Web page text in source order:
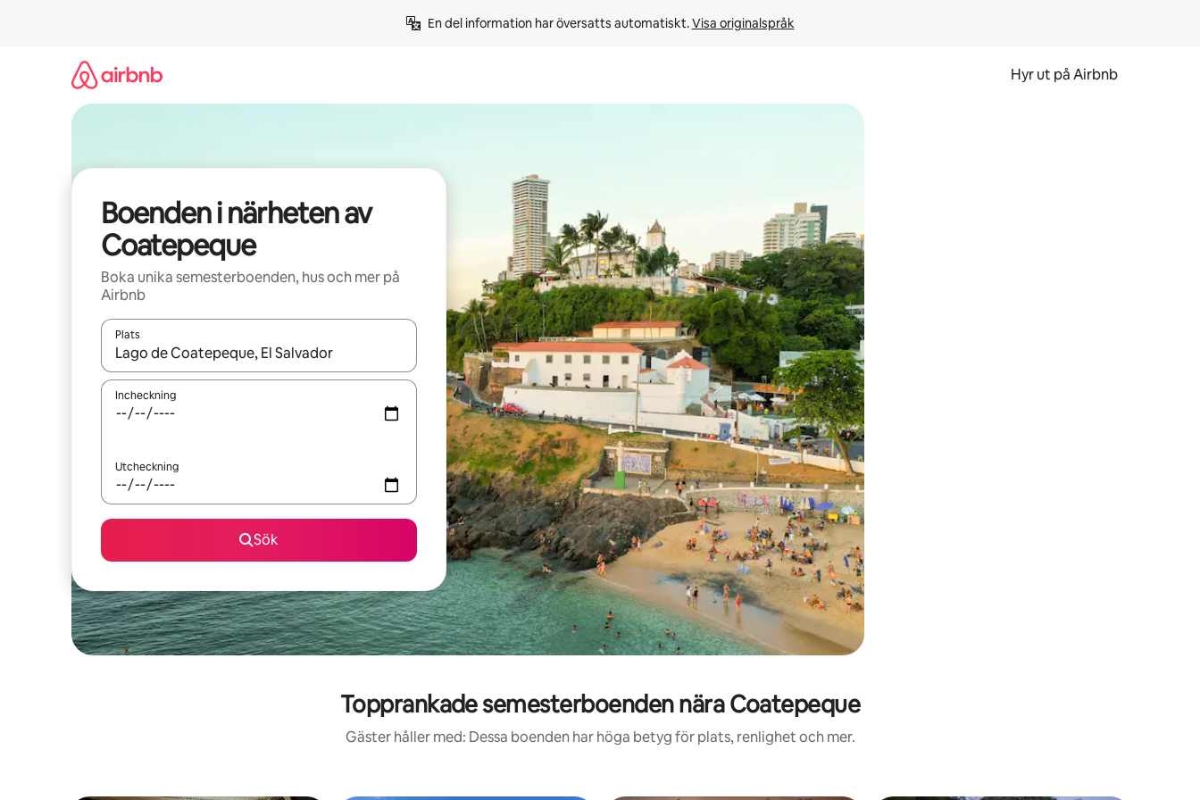
En del information har översatts automatiskt. Visa originalspråk
Hyr ut på Airbnb
Boenden i närheten av
Coatepeque
Boka unika semesterboenden, hus och mer på
Airbnb
Plats
När resultaten är tillgängliga kan du navigera med upp- och nedåtpilarna eller utforska genom att trycka eller svepa.
Incheckning
Utcheckning
Sök
Topprankade semesterboenden nära Coatepeque
Gäster håller med: Dessa boenden har höga betyg för plats, renlighet och mer.